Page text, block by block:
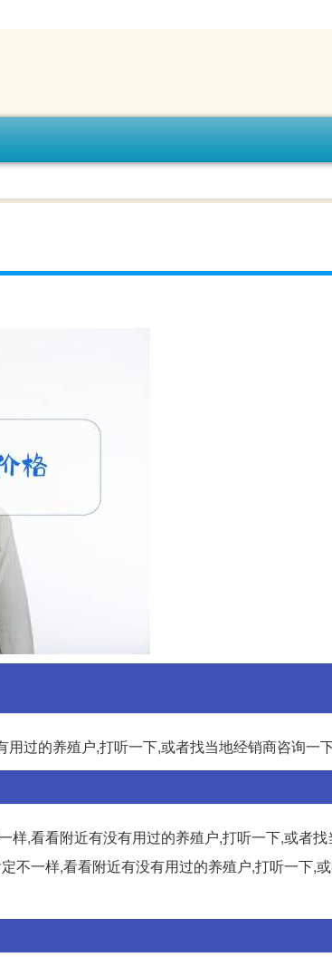
过的养殖户,打听一下,或者找当地经销商咨询一下
,看看附近有没有用过的养殖户,打听一下,或者
不一样,看看附近有没有用过的养殖户,打听一下,